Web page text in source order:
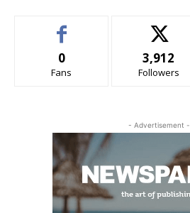
0
Fans
3,912
Followers
- Advertisement -